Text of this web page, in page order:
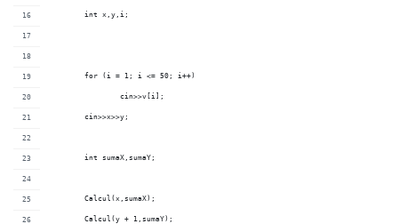
	int x,y,i;
	for (i = 1; i <= 50; i++)
		cin>>v[i];
	cin>>x>>y;
	int sumaX,sumaY;
	Calcul(x,sumaX);
	Calcul(y + 1,sumaY);